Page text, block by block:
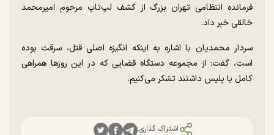
فرمانده انتظامی تهران بزرگ از کشف لپ‌تاپ مرحوم امیرمحمد
خالقی خبر داد.
سردار محمدیان با اشاره به اینکه انگیزه اصلی قتل، سرقت بوده
است، گفت:‌ از مجموعه دستگاه قضایی که در این روز‌ها همراهی
کامل با پلیس داشتند تشکر می‌کنیم.
اشتراک گذاری: